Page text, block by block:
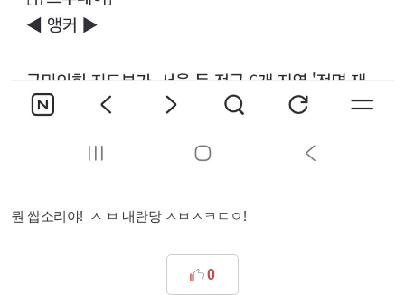
뭔 쌉소리야! ㅅ ㅂ 내란당 ㅅㅂㅅㅋㄷㅇ!
0